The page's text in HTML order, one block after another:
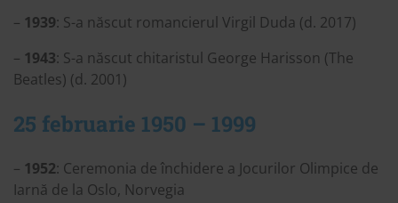
– 1939: S-a născut romancierul Virgil Duda (d. 2017)
– 1943: S-a născut chitaristul George Harisson (The
Beatles) (d. 2001)
25 februarie 1950 – 1999
– 1952: Ceremonia de închidere a Jocurilor Olimpice de
Iarnă de la Oslo, Norvegia